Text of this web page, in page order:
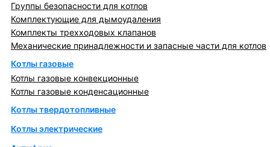
Группы безопасности для котлов
Комплектующие для дымоудаления
Комплекты трехходовых клапанов
Механические принадлежности и запасные части для котлов
Котлы газовые
Котлы газовые конвекционные
Котлы газовые конденсационные
Котлы твердотопливные
Котлы электрические